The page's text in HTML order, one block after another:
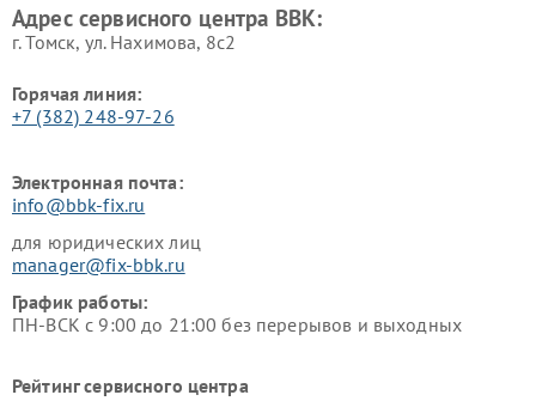
Адрес сервисного центра BBK:
г. Томск, ул. Нахимова, 8с2
Горячая линия:
+7 (382) 248-97-26
Электронная почта:
info@bbk-fix.ru
для юридических лиц
manager@fix-bbk.ru
График работы:
ПН-ВСК с 9:00 до 21:00 без перерывов и выходных
Рейтинг сервисного центра